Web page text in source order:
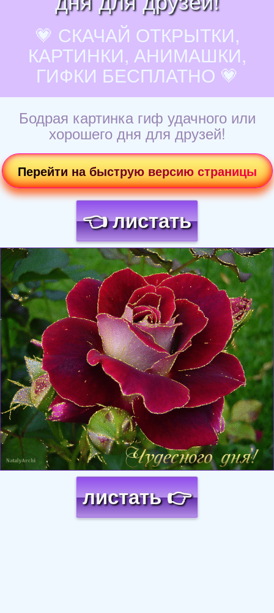
💗 СКАЧАЙ ОТКРЫТКИ,
КАРТИНКИ, АНИМАШКИ,
ГИФКИ БЕСПЛАТНО 💗
Бодрая картинка гиф удачного или
хорошего дня для друзей!
Перейти на быструю версию страницы
👈 листать
Загрузка картинки...
листать 👉